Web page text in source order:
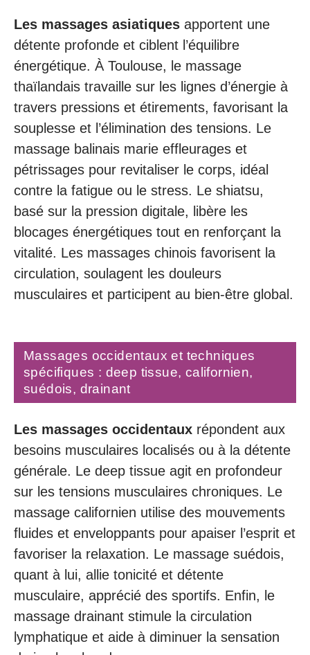
Les massages asiatiques apportent une
détente profonde et ciblent l’équilibre
énergétique. À Toulouse, le massage
thaïlandais travaille sur les lignes d’énergie à
travers pressions et étirements, favorisant la
souplesse et l’élimination des tensions. Le
massage balinais marie effleurages et
pétrissages pour revitaliser le corps, idéal
contre la fatigue ou le stress. Le shiatsu,
basé sur la pression digitale, libère les
blocages énergétiques tout en renforçant la
vitalité. Les massages chinois favorisent la
circulation, soulagent les douleurs
musculaires et participent au bien-être global.
Massages occidentaux et techniques
spécifiques : deep tissue, californien,
suédois, drainant
Les massages occidentaux répondent aux
besoins musculaires localisés ou à la détente
générale. Le deep tissue agit en profondeur
sur les tensions musculaires chroniques. Le
massage californien utilise des mouvements
fluides et enveloppants pour apaiser l’esprit et
favoriser la relaxation. Le massage suédois,
quant à lui, allie tonicité et détente
musculaire, apprécié des sportifs. Enfin, le
massage drainant stimule la circulation
lymphatique et aide à diminuer la sensation